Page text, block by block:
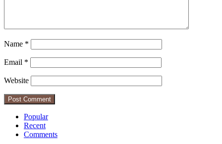
Name *
Email *
Website
Popular
Recent
Comments